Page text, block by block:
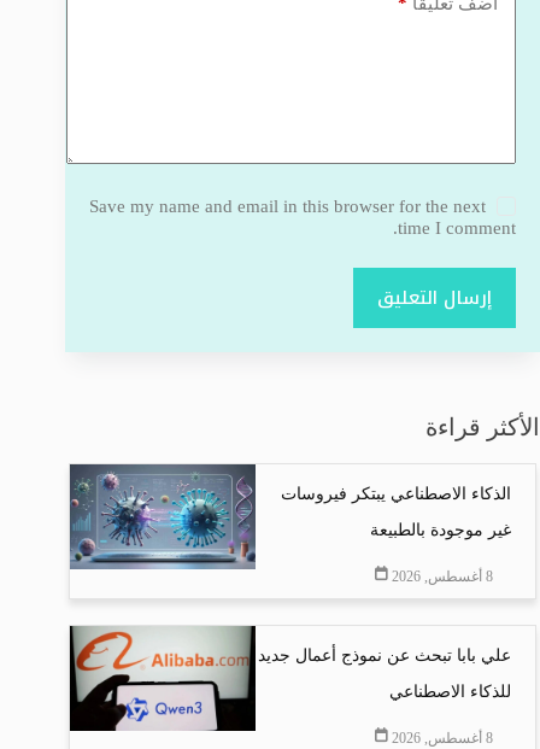
أضف تعليقًا
Save my name and email in this browser for the next
time I comment.
إرسال التعليق
الأكثر قراءة
الذكاء الاصطناعي يبتكر فيروسات
غير موجودة بالطبيعة
8 أغسطس, 2026
علي بابا تبحث عن نموذج أعمال جديد
للذكاء الاصطناعي
8 أغسطس, 2026